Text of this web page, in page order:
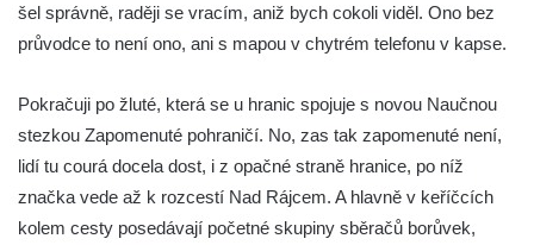
šel správně, raději se vracím, aniž bych cokoli viděl. Ono bez
průvodce to není ono, ani s mapou v chytrém telefonu v kapse.
Pokračuji po žluté, která se u hranic spojuje s novou Naučnou
stezkou Zapomenuté pohraničí. No, zas tak zapomenuté není,
lidí tu courá docela dost, i z opačné straně hranice, po níž
značka vede až k rozcestí Nad Rájcem. A hlavně v keříčcích
kolem cesty posedávají početné skupiny sběračů borůvek,